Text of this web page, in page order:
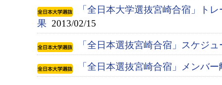
「全日本大学選抜宮崎合宿」ト
果 2013/02/15
「全日本選抜宮崎合宿」スケジ
「全日本選抜宮崎合宿」メンバ